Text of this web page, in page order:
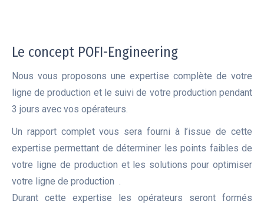
Le concept POFI-Engineering
Nous vous proposons une expertise complète de votre
ligne de production et le suivi de votre production pendant
3 jours avec vos opérateurs.
Un rapport complet vous sera fourni à l’issue de cette
expertise permettant de déterminer les points faibles de
votre ligne de production et les solutions pour optimiser
votre ligne de production .
Durant cette expertise les opérateurs seront formés